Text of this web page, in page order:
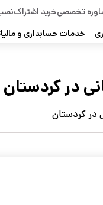
تخصصیخرید اشتراک
خدمات حسابداری و